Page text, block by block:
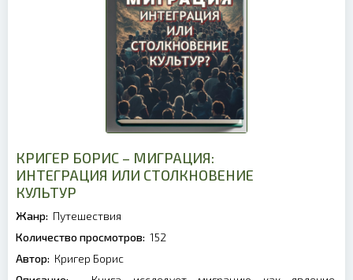
КРИГЕР БОРИС – МИГРАЦИЯ:
ИНТЕГРАЦИЯ ИЛИ СТОЛКНОВЕНИЕ
КУЛЬТУР
Жанр: Путешествия
Количество просмотров: 152
Автор: Кригер Борис